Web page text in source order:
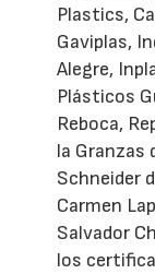
Plastics,
Gaviplas,
Alegre,
Plásticos
Reboca,
la Granzas
Schneider
Carmen
Salvador
los